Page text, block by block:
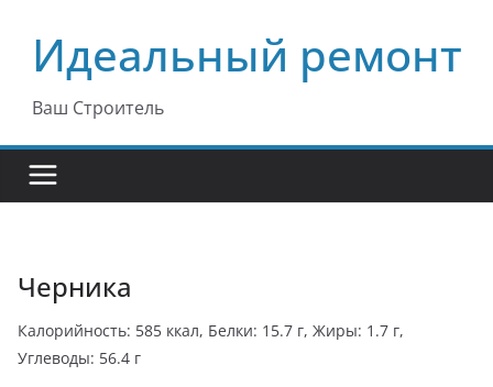
содержимому
Идеальный ремонт
Ваш Строитель
Черника
Калорийность: 585 ккал, Белки: 15.7 г, Жиры: 1.7 г,
Углеводы: 56.4 г